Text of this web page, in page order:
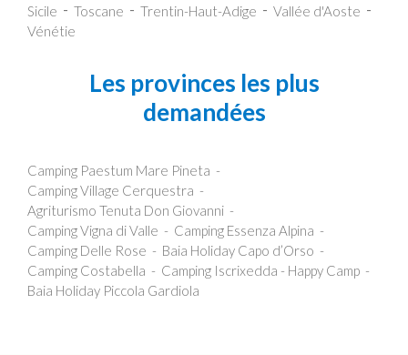
Sicile
Toscane Trentin-Haut-Adige
Vallée d'Aoste
Vénétie
Les provinces les plus
demandées
Camping Paestum Mare Pineta
Camping Village Cerquestra
Agriturismo Tenuta Don Giovanni
Camping Vigna di Valle
Camping Essenza Alpina
Camping Delle Rose
Baia Holiday Capo d’Orso
Camping Costabella
Camping Iscrixedda - Happy Camp
Baia Holiday Piccola Gardiola